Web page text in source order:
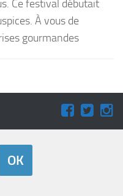
Ce festival débutait
À vous de
gourmandes